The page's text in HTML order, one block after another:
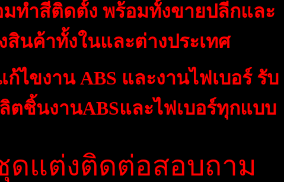
ทำสีติดตั้ง พร้อมทั้งขายปลีกและ
สินค้าทั้งในและต่างประเทศ
ไขงาน ABS และงานไฟเบอร์ รับ
ตชิ้นงานABSและไฟเบอร์ทุกแบบ
ดแต่งติดต่อสอบถาม